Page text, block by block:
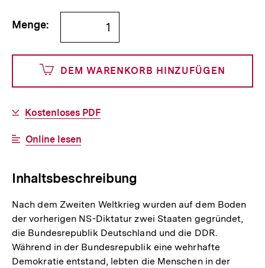
und
0
Cents
den
Bestellmenge
angeben
Menge:
DEM WARENKORB HINZUFÜGEN
Download-
Kostenloses PDF
Interner
Online lesen
Inhaltsbeschreibung
Nach dem Zweiten Weltkrieg wurden auf dem Boden
der vorherigen NS-Diktatur zwei Staaten gegründet,
die Bundesrepublik Deutschland und die DDR.
Während in der Bundesrepublik eine wehrhafte
Demokratie entstand, lebten die Menschen in der